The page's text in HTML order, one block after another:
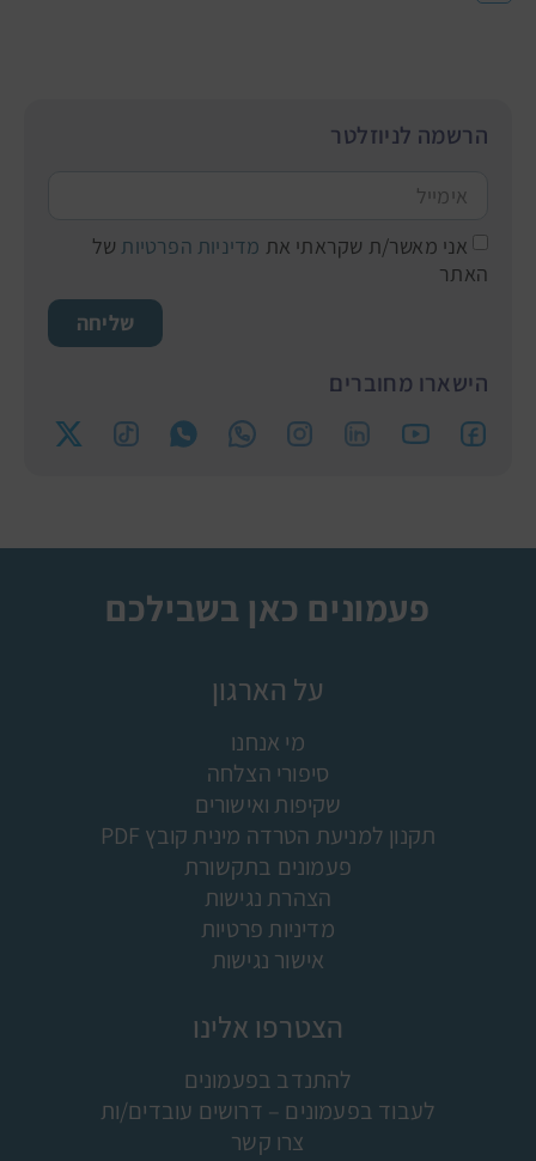
הרשמה לניוזלטר
אני מאשר/ת שקראתי את מדיניות הפרטיות של
האתר
שליחה
הישארו מחוברים
פעמונים כאן בשבילכם
על הארגון
מי אנחנו
סיפורי הצלחה
שקיפות ואישורים
תקנון למניעת הטרדה מינית קובץ PDF
פעמונים בתקשורת
הצהרת נגישות
מדיניות פרטיות
אישור נגישות
הצטרפו אלינו
להתנדב בפעמונים
לעבוד בפעמונים – דרושים עובדים/ות
צרו קשר